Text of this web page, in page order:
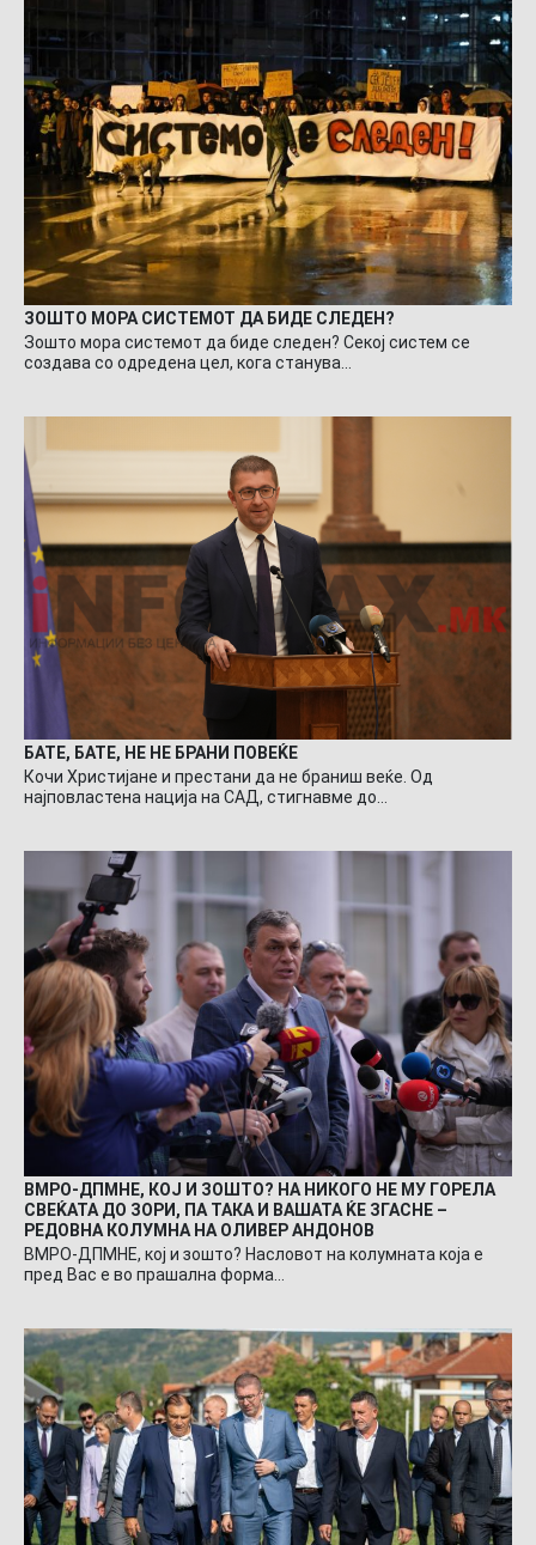
ЗОШТО МОРА СИСТЕМОТ ДА БИДЕ СЛЕДЕН?
Зошто мора системот да биде следен? Секој систем се
создава со одредена цел, кога станува…
БАТЕ, БАТЕ, НЕ НЕ БРАНИ ПОВЕЌЕ
Кочи Христијане и престани да не браниш веќе. Од
најповластена нација на САД, стигнавме до…
ВМРО-ДПМНЕ, КОЈ И ЗОШТО? НА НИКОГО НЕ МУ ГОРЕЛА
СВЕЌАТА ДО ЗОРИ, ПА ТАКА И ВАШАТА ЌЕ ЗГАСНЕ –
РЕДОВНА КОЛУМНА НА ОЛИВЕР АНДОНОВ
ВМРО-ДПМНЕ, кој и зошто? Насловот на колумната која е
пред Вас е во прашална форма…